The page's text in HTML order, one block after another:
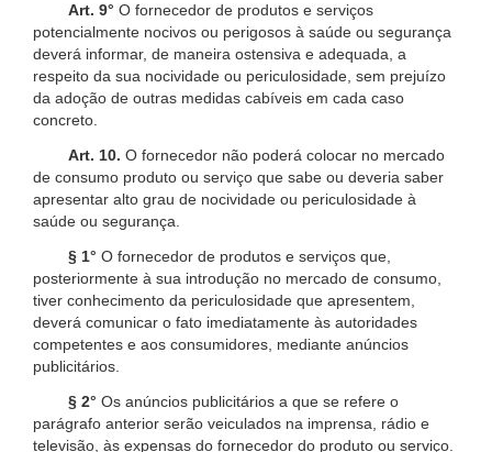
Art. 9° O fornecedor de produtos e serviços
potencialmente nocivos ou perigosos à saúde ou segurança
deverá informar, de maneira ostensiva e adequada, a
respeito da sua nocividade ou periculosidade, sem prejuízo
da adoção de outras medidas cabíveis em cada caso
concreto.
Art. 10. O fornecedor não poderá colocar no mercado
de consumo produto ou serviço que sabe ou deveria saber
apresentar alto grau de nocividade ou periculosidade à
saúde ou segurança.
§ 1° O fornecedor de produtos e serviços que,
posteriormente à sua introdução no mercado de consumo,
tiver conhecimento da periculosidade que apresentem,
deverá comunicar o fato imediatamente às autoridades
competentes e aos consumidores, mediante anúncios
publicitários.
§ 2° Os anúncios publicitários a que se refere o
parágrafo anterior serão veiculados na imprensa, rádio e
televisão, às expensas do fornecedor do produto ou serviço.